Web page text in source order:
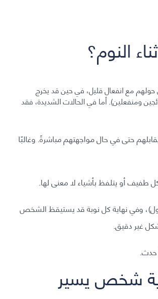
النوم؟
مع انفعال قليل، في حين قد يخرج
ومنفعلين). أما في الحالات الشديدة، فقد
حتى في حال مواجهتهم مباشرةً. وغالبًا
طفيف أو يتلفظ بأشياء لا معنى لها.
(لكن قد تكون لمدة أطول)، وفي نهاية كل نوبة قد يستيقظ الشخص
غير دقيق.
حدث.
شخص يسير